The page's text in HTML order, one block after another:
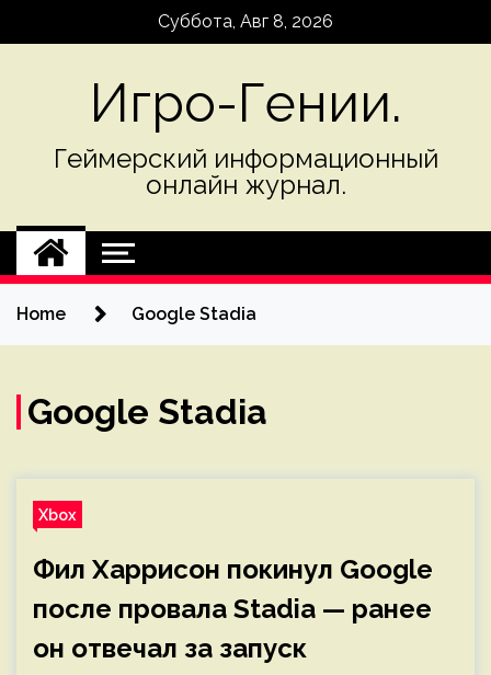
Суббота, Авг 8, 2026
Игро-Гении.
Геймерский информационный
онлайн журнал.
Home Google Stadia
Google Stadia
Xbox
Фил Харрисон покинул Google
после провала Stadia — ранее
он отвечал за запуск